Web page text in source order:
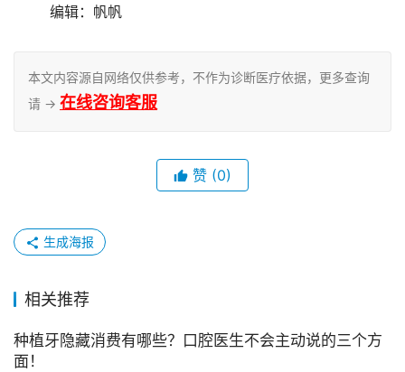
	编辑：帆帆
本文内容源自网络仅供参考，不作为诊断医疗依据，更多查询
请 → 在线咨询客服
赞 (0)
生成海报
相关推荐
种植牙隐藏消费有哪些？口腔医生不会主动说的三个方
面！